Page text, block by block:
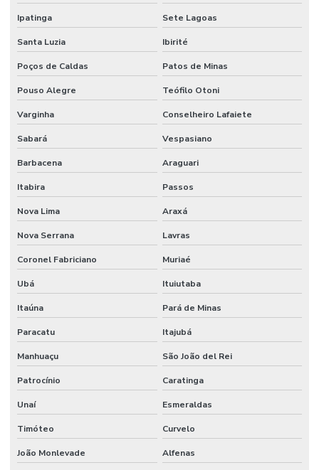
Ipatinga Sete Lagoas
Santa Luzia Ibirité
Poços de Caldas Patos de Minas
Pouso Alegre Teófilo Otoni
Varginha Conselheiro Lafaiete
Sabará Vespasiano
Barbacena Araguari
Itabira Passos
Nova Lima Araxá
Nova Serrana Lavras
Coronel Fabriciano Muriaé
Ubá Ituiutaba
Itaúna Pará de Minas
Paracatu Itajubá
Manhuaçu São João del Rei
Patrocínio Caratinga
Unaí Esmeraldas
Timóteo Curvelo
João Monlevade Alfenas